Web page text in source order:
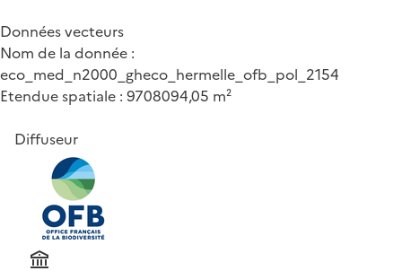
Données vecteurs
Nom de la donnée :
eco_med_n2000_gheco_hermelle_ofb_pol_2154
Etendue spatiale : 9708094,05 m²
Diffuseur